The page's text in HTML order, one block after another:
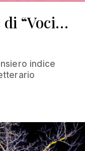
di “Voci…
indice